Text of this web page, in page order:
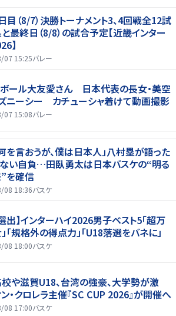
目（8/7）決勝トーナメント3、4回戦全12試
最終日（8/8）の試合予定【近畿インター
】
07 15:25バレー
ール大友愛さん 日本代表の長女・美空
ニーシー カチューシャ着けて動画撮影
07 15:08バレー
を言おうが、僕は日本人」八村塁が語った
い自負…田臥勇太は日本バスケの“明る
を確信
08 18:36バスケ
出】インターハイ2026男子ベスト5「超万
「規格外の得点力」「U18落選をバネに」
08 18:00バスケ
や滋賀U18、台湾の強豪、大学勢が激
・クロレラ主催『SC CUP 2026』が開催へ
08 17:00バスケ